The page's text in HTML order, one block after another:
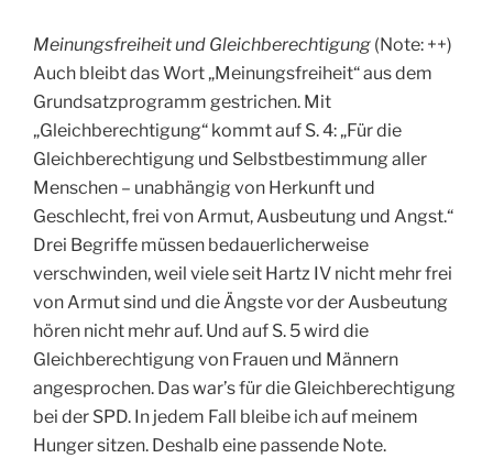
Meinungsfreiheit und Gleichberechtigung (Note: ++)
Auch bleibt das Wort „Meinungsfreiheit“ aus dem
Grundsatzprogramm gestrichen. Mit
„Gleichberechtigung“ kommt auf S. 4: „Für die
Gleichberechtigung und Selbstbestimmung aller
Menschen – unabhängig von Herkunft und
Geschlecht, frei von Armut, Ausbeutung und Angst.“
Drei Begriffe müssen bedauerlicherweise
verschwinden, weil viele seit Hartz IV nicht mehr frei
von Armut sind und die Ängste vor der Ausbeutung
hören nicht mehr auf. Und auf S. 5 wird die
Gleichberechtigung von Frauen und Männern
angesprochen. Das war’s für die Gleichberechtigung
bei der SPD. In jedem Fall bleibe ich auf meinem
Hunger sitzen. Deshalb eine passende Note.